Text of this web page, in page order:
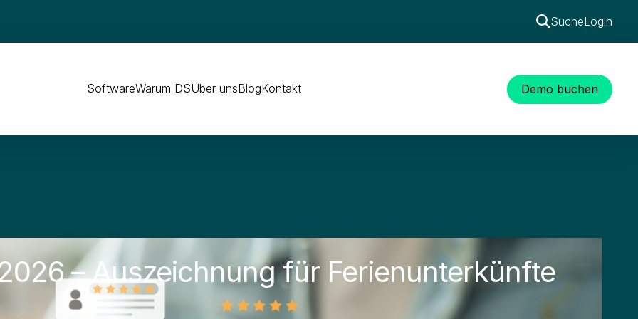
SucheLogin
SoftwareWarum DSÜber unsBlogKontakt Demo buchen
– Auszeichnung für Ferienunterkünfte